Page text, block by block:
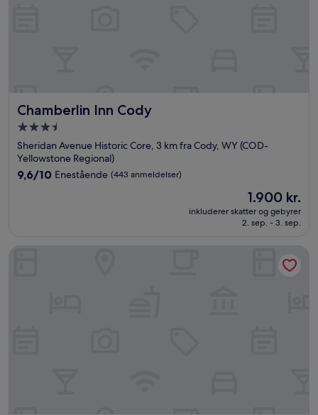
Chamberlin Inn Cody
Chamberlin Inn Cody
3.5-
stjernet
overnatningssted
Sheridan Avenue Historic Core, 3 km fra Cody, WY (COD-
Yellowstone Regional)
9.6
anmeldelser)
9,6/10 Enestående (443 anmeldelser)
Prisen
er
1.900 kr.
1.900 kr.
inkluderer skatter og gebyrer
2. sep. - 3. sep.
Buffalo Bill Village Cabins